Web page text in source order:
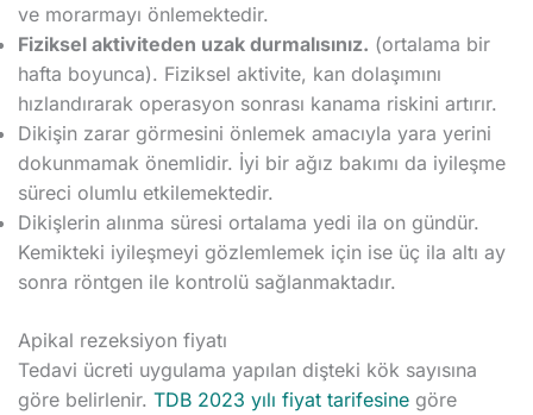
ve morarmayı önlemektedir.
Fiziksel aktiviteden uzak durmalısınız. (ortalama bir
hafta boyunca). Fiziksel aktivite, kan dolaşımını
hızlandırarak operasyon sonrası kanama riskini artırır.
Dikişin zarar görmesini önlemek amacıyla yara yerini
dokunmamak önemlidir. İyi bir ağız bakımı da iyileşme
süreci olumlu etkilemektedir.
Dikişlerin alınma süresi ortalama yedi ila on gündür.
Kemikteki iyileşmeyi gözlemlemek için ise üç ila altı ay
sonra röntgen ile kontrolü sağlanmaktadır.
Apikal rezeksiyon fiyatı
Tedavi ücreti uygulama yapılan dişteki kök sayısına
göre belirlenir. TDB 2023 yılı fiyat tarifesine göre